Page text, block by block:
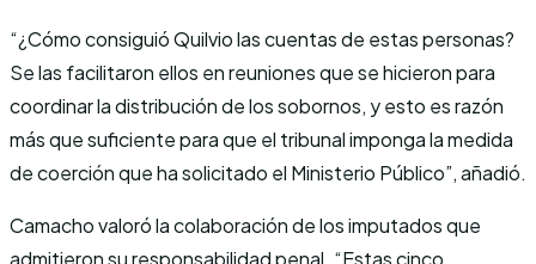
“¿Cómo consiguió Quilvio las cuentas de estas personas?
Se las facilitaron ellos en reuniones que se hicieron para
coordinar la distribución de los sobornos, y esto es razón
más que suficiente para que el tribunal imponga la medida
de coerción que ha solicitado el Ministerio Público”, añadió.
Camacho valoró la colaboración de los imputados que
admitieron su responsabilidad penal. “Estas cinco